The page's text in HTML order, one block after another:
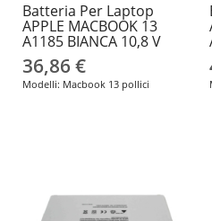
Batteria Per Laptop
APPLE MACBOOK 13
A1185 BIANCA 10,8 V
36,86 €
Modelli: Macbook 13 pollici